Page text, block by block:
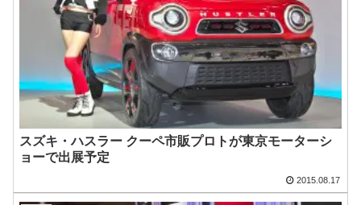
スズキ・ハスラー クーペ市販プロトが東京モーターシ
ョーで出展予定
2015.08.17